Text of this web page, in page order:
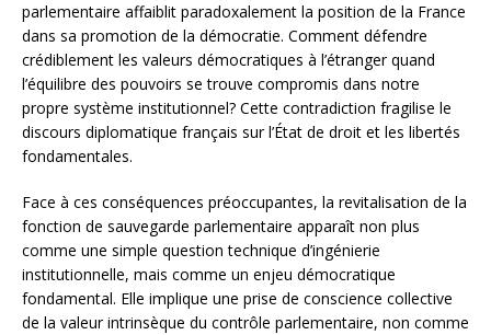
parlementaire affaiblit paradoxalement la position de la France
dans sa promotion de la démocratie. Comment défendre
crédiblement les valeurs démocratiques à l’étranger quand
l’équilibre des pouvoirs se trouve compromis dans notre
propre système institutionnel? Cette contradiction fragilise le
discours diplomatique français sur l’État de droit et les libertés
fondamentales.
Face à ces conséquences préoccupantes, la revitalisation de la
fonction de sauvegarde parlementaire apparaît non plus
comme une simple question technique d’ingénierie
institutionnelle, mais comme un enjeu démocratique
fondamental. Elle implique une prise de conscience collective
de la valeur intrinsèque du contrôle parlementaire, non comme